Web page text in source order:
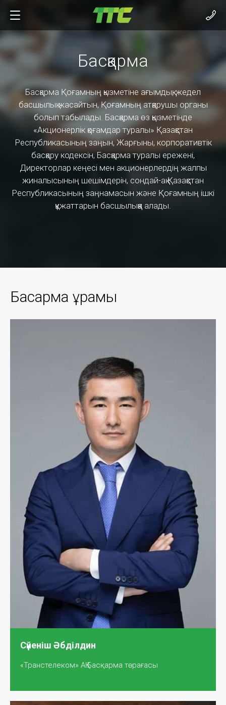
Басқарма
Басқарма Қоғамның қызметіне ағымдық, жедел
басшылық жасайтын, Қоғамның атқарушы органы
болып табылады. Басқарма өз қызметінде
«Акционерлік қоғамдар туралы» Қазақстан
Республикасының заңын, Жарғыны, корпоративтік
басқару кодексін, Басқарма туралы ережені,
Директорлар кеңесі мен акционерлердің жалпы
жиналысының шешімдерін, сондай-ақ Қазақстан
Республикасының заңнамасын және Қоғамның ішкі
құжаттарын басшылыққа алады.
Басқарма құрамы
Сүйеніш Әбділдин
«Транстелеком» АҚ Басқарма төрағасы